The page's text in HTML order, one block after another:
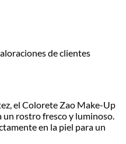
de clientes
el Colorete Zao Make-Up
rostro fresco y luminoso.
en la piel para un